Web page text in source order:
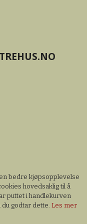
bedre kjøpsopplevelse
hovedsaklig til å
puttet i handlekurven
du godtar dette.Les mer